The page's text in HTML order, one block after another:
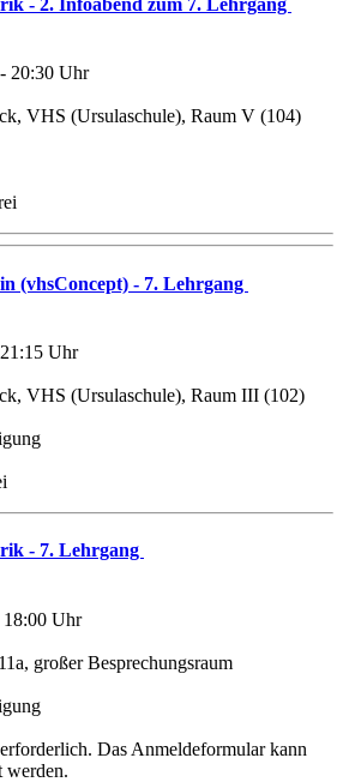
- 2. Infoabend zum 7. Lehrgang
20:30 Uhr
VHS (Ursulaschule), Raum V (104)
(vhsConcept) - 7. Lehrgang
Uhr
VHS (Ursulaschule), Raum III (102)
- 7. Lehrgang
18:00 Uhr
großer Besprechungsraum
Das Anmeldeformular kann
werden.